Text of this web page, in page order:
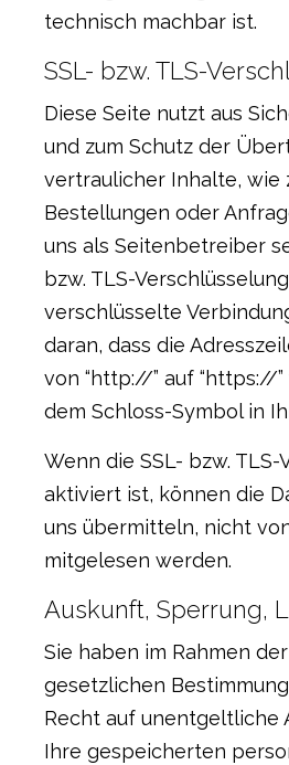
technisch machbar ist.
SSL- bzw. TLS-
Diese Seite nutzt aus
und zum Schutz der
vertraulicher Inhalte, wie
Bestellungen oder
uns als Seitenbetreiber
bzw. TLS-
verschlüsselte
daran, dass die
von “http://” auf “https://
dem Schloss-Symbol in
Wenn die SSL- bzw. TLS-
aktiviert ist, können die
uns übermitteln, nicht
mitgelesen werden.
Auskunft, Sperrung,
Sie haben im Rahmen
gesetzlichen
Recht auf unentgeltliche
Ihre gespeicherten